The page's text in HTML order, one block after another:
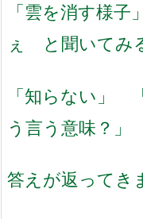
「雲を消す様
ぇ と聞いてみ
「知らない」
う言う意味？
答えが返ってき